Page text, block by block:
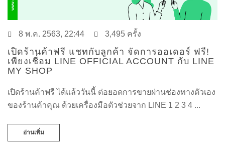
8 พ.ค. 2563, 22:44 3,495 ครั้ง
เปิดร้านค้าฟรี แชทกับลูกค้า จัดการออเดอร์ ฟรี!
เพียงเชื่อม LINE OFFICIAL ACCOUNT กับ LINE
MY SHOP
เปิดร้านค้าฟรี ได้แล้ววันนี้ ต่อยอดการขายผ่านช่องทางตัวเอง
ของร้านค้าคุณ ด้วยเครื่องมือตัวช่วยจาก LINE 1 2 3 4 ...
อ่านเพิ่ม